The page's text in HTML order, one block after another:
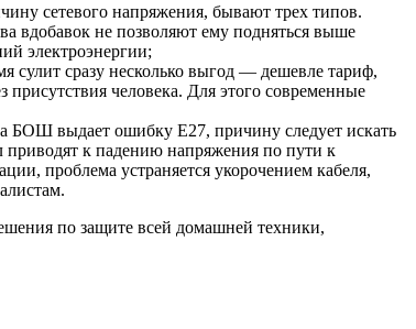
сетевого напряжения, бывают трех типов.
вдобавок не позволяют ему подняться выше
электроэнергии;
сразу несколько выгод — дешевле тариф,
человека. Для этого современные
БОШ выдает ошибку Е27, причину следует искать
приводят к падению напряжения по пути к
проблема устраняется укорочением кабеля,
по защите всей домашней техники,